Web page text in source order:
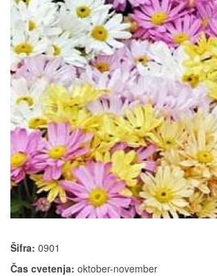
Šifra: 0901
Čas cvetenja: oktober-november